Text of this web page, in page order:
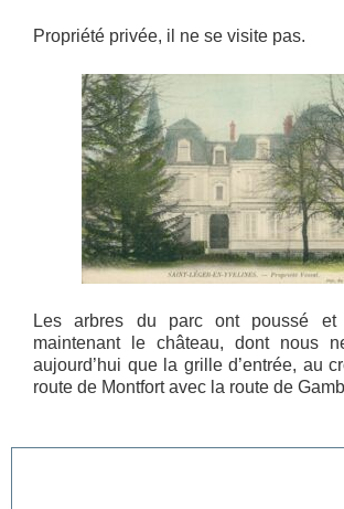
Propriété privée, il ne se visite pas.
Les arbres du parc ont poussé et
maintenant le château, dont nous
aujourd’hui que la grille d’entrée, au
route de Montfort avec la route de